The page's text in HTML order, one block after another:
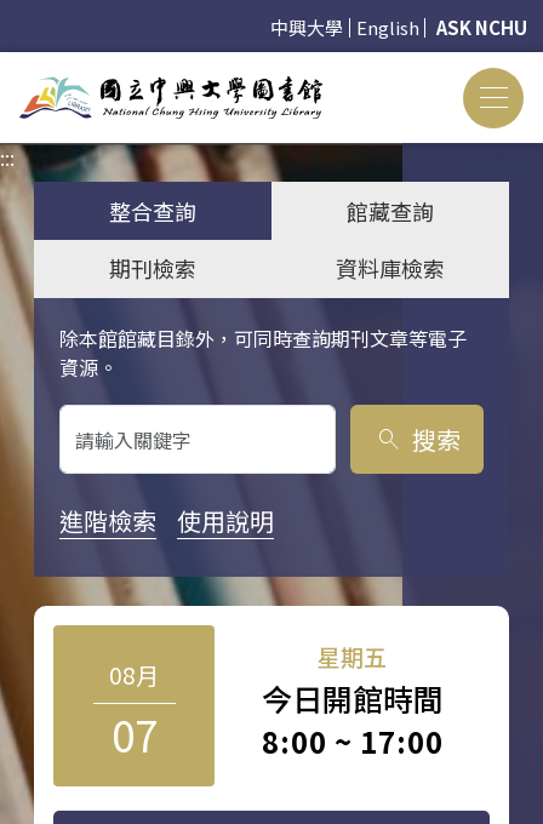
中興大學 English ASK NCHU
:::
整合查詢
館藏查詢
期刊檢索
資料庫檢索
除本館館藏目錄外，可同時查詢期刊文章等電子
資源。
關鍵字搜尋
search 搜索
進階檢索 使用說明
08月
07
星期五
今日開館時間
8:00 ~ 17:00